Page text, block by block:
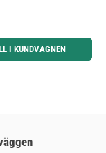
öka eller minska kvantiteten.
I KUNDVAGNEN